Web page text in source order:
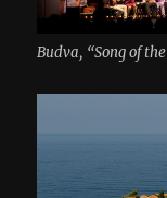
Budva, “Song of